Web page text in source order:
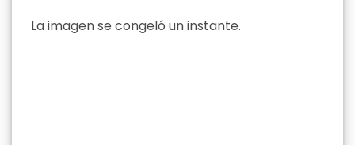
La imagen se congeló un instante.